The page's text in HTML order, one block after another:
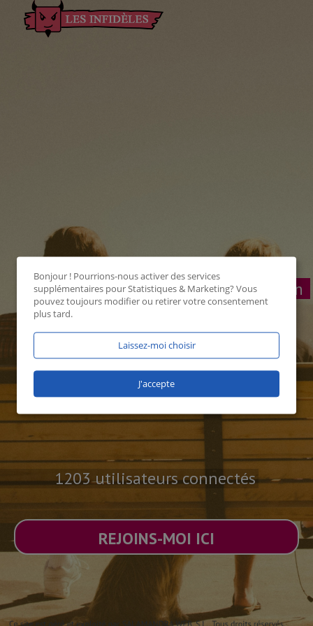
Connexion
1203 utilisateurs connectés
REJOINS-MOI ICI
Bonjour ! Pourrions-nous activer des services
supplémentaires pourStatistiques & Marketing? Vous
pouvez toujours modifier ou retirer votre consentement
plus tard.
Laissez-moi choisir
J'accepte